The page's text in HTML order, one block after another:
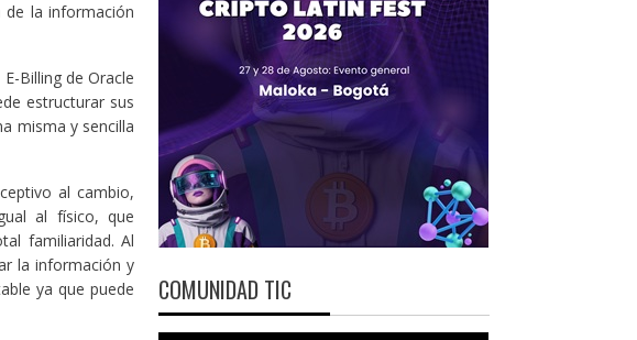
la información
Billing de Oracle
estructurar sus
misma y sencilla
al cambio,
al físico, que
familiaridad. Al
la información y
ya que puede
COMUNIDAD TIC